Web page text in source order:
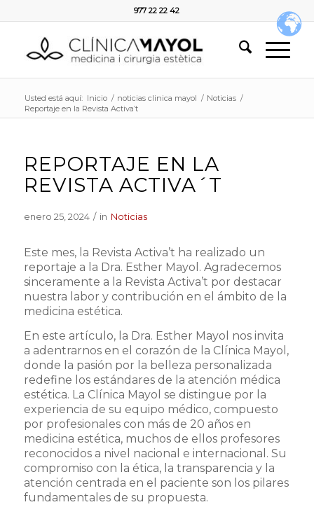
977 22 22 42
Usted está aquí: Inicio / noticias clinica mayol / Noticias /
Reportaje en la Revista Activa’t
REPORTAJE EN LA
REVISTA ACTIVA´T
enero 25, 2024 / in Noticias
Este mes, la Revista Activa’t ha realizado un
reportaje a la Dra. Esther Mayol. Agradecemos
sinceramente a la Revista Activa’t por destacar
nuestra labor y contribución en el ámbito de la
medicina estética.
En este artículo, la Dra. Esther Mayol nos invita
a adentrarnos en el corazón de la Clínica Mayol,
donde la pasión por la belleza personalizada
redefine los estándares de la atención médica
estética. La Clínica Mayol se distingue por la
experiencia de su equipo médico, compuesto
por profesionales con más de 20 años en
medicina estética, muchos de ellos profesores
reconocidos a nivel nacional e internacional. Su
compromiso con la ética, la transparencia y la
atención centrada en el paciente son los pilares
fundamentales de su propuesta.